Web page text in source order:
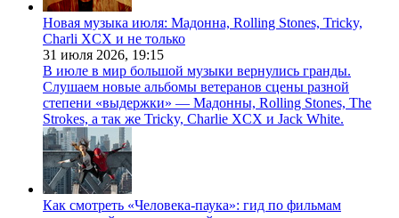
Новая музыка июля: Мадонна, Rolling Stones, Tricky,
Charli XCX и не только
31 июля 2026, 19:15
В июле в мир большой музыки вернулись гранды.
Слушаем новые альбомы ветеранов сцены разной
степени «выдержки» — Мадонны, Rolling Stones, The
Strokes, а так же Tricky, Charlie XCX и Jack White.
Как смотреть «Человека-паука»: гид по фильмам